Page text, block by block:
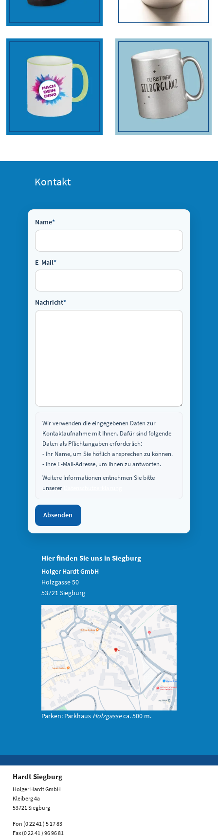
Kontakt
Name*
E-Mail*
Nachricht*
Wir verwenden die eingegebenen Daten zur
Kontaktaufnahme mit Ihnen. Dafür sind folgende
Daten als Pflichtangaben erforderlich:
- Ihr Name, um Sie höflich ansprechen zu können.
- Ihre E-Mail-Adresse, um Ihnen zu antworten.
Weitere Informationen entnehmen Sie bitte
unserer
Absenden
Hier finden Sie uns in Siegburg
Holger Hardt GmbH
Holzgasse 50
53721 Siegburg
Parken: Parkhaus Holzgasseca. 500 m.
Hardt Siegburg
Holger Hardt GmbH
Kleiberg 4a
53721 Siegburg
Fon (0 22 41 ) 5 17 83
Fax (0 22 41 ) 96 96 81